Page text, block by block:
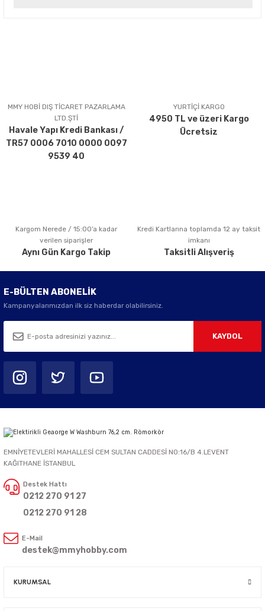
Ürün açıklamasında eksik bilgiler bulunuyor.
Ürün bilgilerinde hatalar bulunuyor.
Ürün fiyatı diğer sitelerden daha pahalı.
Bu ürüne benzer farklı alternatifler olmalı.
Gönder
MMY HOBİ DIŞ TİCARET PAZARLAMA
LTD.ŞTİ
Havale Yapı Kredi Bankası /
TR57 0006 7010 0000 0097
9539 40
YURTİÇİ KARGO
4950 TL ve üzeri Kargo
Ücretsiz
Kargom Nerede / 15:00’a kadar
verilen siparişler
Aynı Gün Kargo Takip
Kredi Kartlarına toplamda 12 ay taksit
imkanı
Taksitli Alışveriş
E-BÜLTEN ABONELİK
Kampanyalarımızdan ilk siz haberdar olabilirsiniz.
KAYDOL
EMNİYETEVLERİ MAHALLESİ CEM SULTAN CADDESİ NO:16/B 4.LEVENT
KAĞITHANE İSTANBUL
Destek Hattı
0212 270 91 27
0212 270 91 28
E-Mail
destek@mmyhobby.com
KURUMSAL